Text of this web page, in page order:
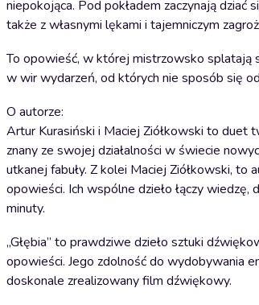
niepokojąca. Pod pokładem zaczynają dziać
także z własnymi lękami i tajemniczym
To opowieść, w której mistrzowsko splatają
w wir wydarzeń, od których nie sposób się
O autorze:
Artur Kurasiński i Maciej Ziółkowski to duet
znany ze swojej działalności w świecie
utkanej fabuły. Z kolei Maciej Ziółkowski,
opowieści. Ich wspólne dzieło łączy
minuty.
„Głębia” to prawdziwe dzieło sztuki
opowieści. Jego zdolność do wydobywania
doskonale zrealizowany film dźwiękowy.